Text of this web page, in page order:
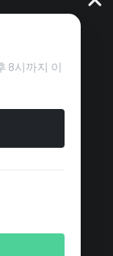
8시까지 이
험을 가진
중점을 두